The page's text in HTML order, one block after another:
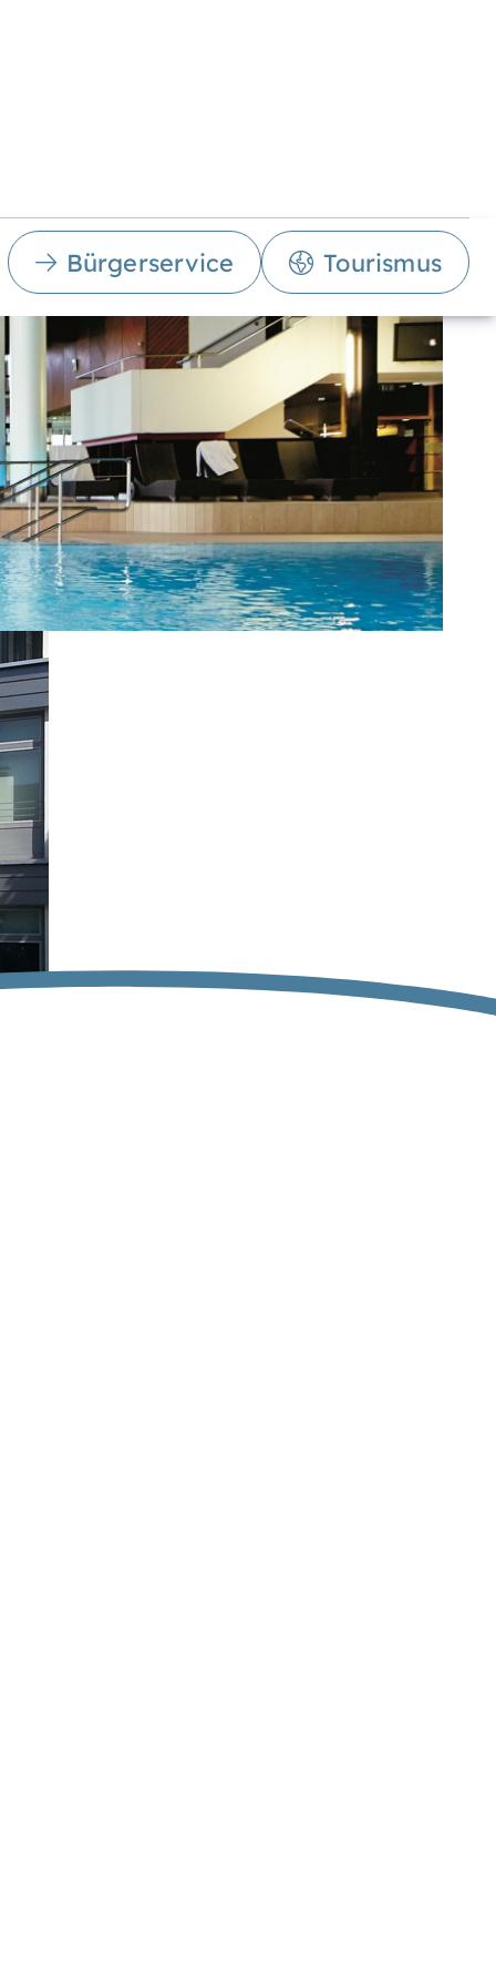
Bürgerservice Tourismus